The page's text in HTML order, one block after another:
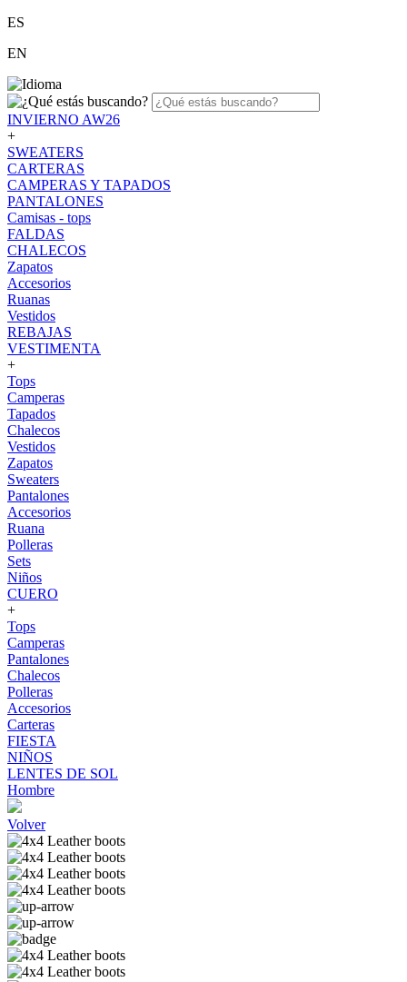
ES
EN
INVIERNO AW26
+
SWEATERS
CARTERAS
CAMPERAS Y TAPADOS
PANTALONES
Camisas - tops
FALDAS
CHALECOS
Zapatos
Accesorios
Ruanas
Vestidos
REBAJAS
VESTIMENTA
+
Tops
Camperas
Tapados
Chalecos
Vestidos
Zapatos
Sweaters
Pantalones
Accesorios
Ruana
Polleras
Sets
Niños
CUERO
+
Tops
Camperas
Pantalones
Chalecos
Polleras
Accesorios
Carteras
FIESTA
NIÑOS
LENTES DE SOL
Hombre
Volver